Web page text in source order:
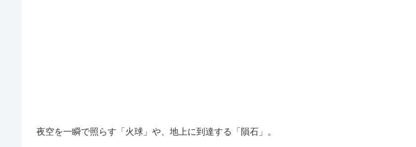
夜空を一瞬で照らす「火球」や、地上に到達する「隕石」。